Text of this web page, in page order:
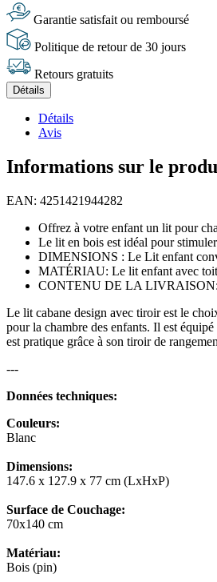
Garantie satisfait ou remboursé
Politique de retour de 30 jours
Retours gratuits
Détails
Détails
Avis
Informations sur le
EAN: 4251421944282
Offrez à votre enfant un lit pour
Le lit en bois est idéal pour
DIMENSIONS : Le Lit enfant
MATÉRIAU: Le lit enfant avec toit
CONTENU DE LA LIVRAISON:
Le lit cabane design avec tiroir est le
pour la chambre des enfants. Il est
est pratique grâce à son tiroir de
---
Données techniques:
Couleurs:
Blanc
Dimensions:
147.6 x 127.9 x 77 cm (LxHxP)
Surface de Couchage:
70x140 cm
Matériau:
Bois (pin)